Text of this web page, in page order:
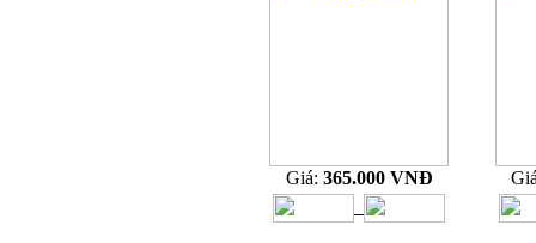
Giá: 365.000 VNĐ